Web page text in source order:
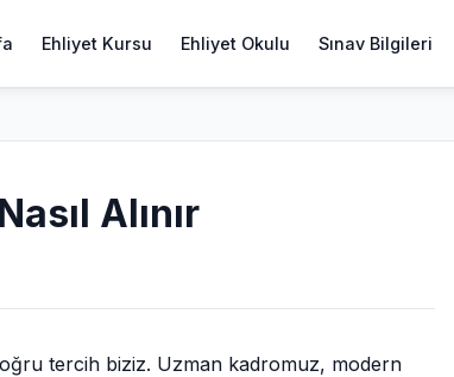
Ehliyet Kursu Ehliyet Okulu Sınav Bilgileri
Alınır
tercih biziz. Uzman kadromuz, modern